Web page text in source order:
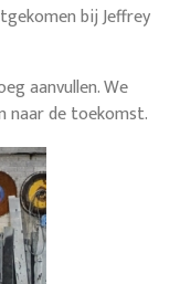
bij Jeffrey
aanvullen. We
naar de toekomst.